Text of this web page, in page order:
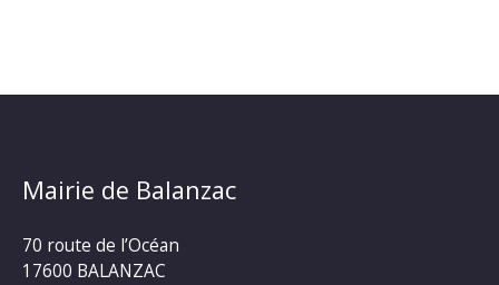
Mairie de Balanzac
70 route de l’Océan
17600 BALANZAC